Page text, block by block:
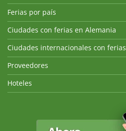
Ferias por país
Ciudades con ferias en Alemania
Ciudades internacionales con ferias
Proveedores
Hoteles